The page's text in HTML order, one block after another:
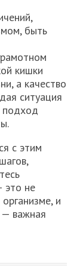
быть
кишки
а качество
ситуация
подход
с этим
это не
и
— важная